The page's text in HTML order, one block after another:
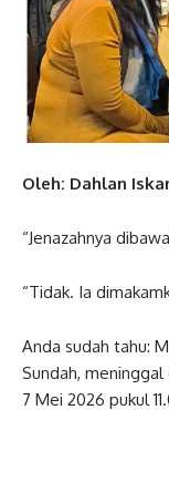
Oleh: Dahlan
“Jenazahnya
“Tidak. Ia
Anda sudah tahu:
Sundah,
7 Mei 2026 pukul